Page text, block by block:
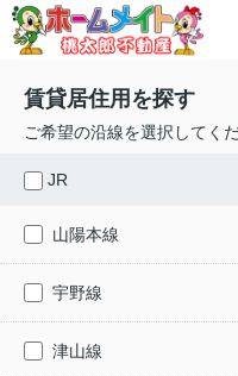
賃貸居住用を探す
ご希望の沿線を選択してく
JR
山陽本線
宇野線
津山線